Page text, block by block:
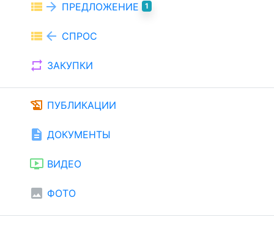
view_list arrow_forward ПРЕДЛОЖЕНИЕ 1
view_list arrow_back СПРОС
repeat ЗАКУПКИ
history_edu ПУБЛИКАЦИИ
description ДОКУМЕНТЫ
ondemand_video ВИДЕО
image ФОТО